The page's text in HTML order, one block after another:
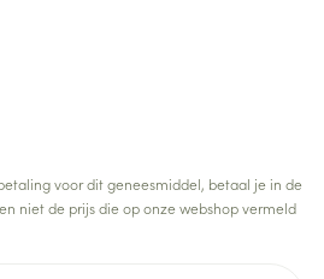
voor dit geneesmiddel, betaal je in de
niet de prijs die op onze webshop vermeld